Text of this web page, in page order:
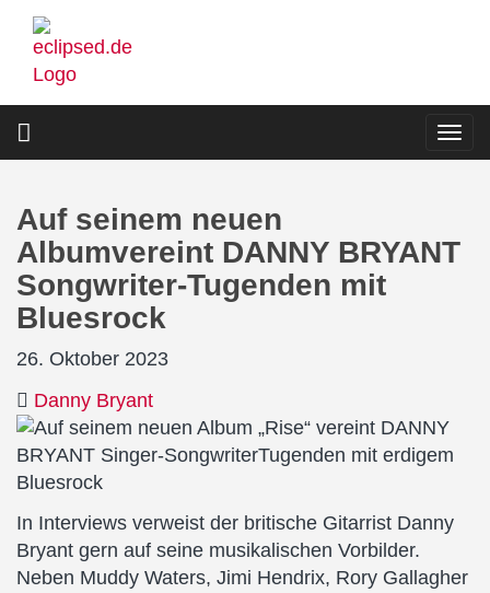
Direkt
zum
Inhalt
Auf seinem neuen
Albumvereint DANNY BRYANT
Songwriter-Tugenden mit
Bluesrock
26. Oktober 2023
Danny Bryant
In Interviews verweist der britische Gitarrist Danny
Bryant gern auf seine musikalischen Vorbilder.
Neben Muddy Waters, Jimi Hendrix, Rory Gallagher